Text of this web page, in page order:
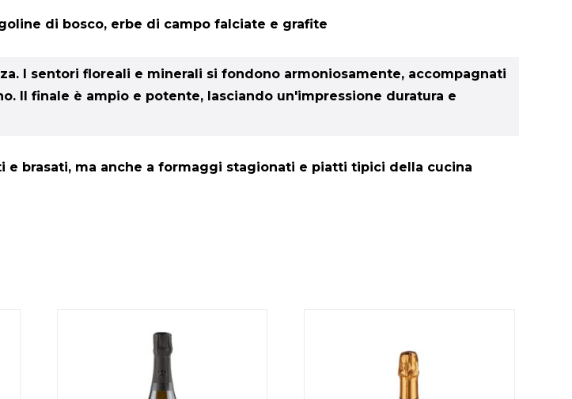
di bosco, erbe di campo falciate e grafite
I sentori floreali e minerali si fondono armoniosamente, accompagnati
Il finale è ampio e potente, lasciando un'impressione duratura e
e brasati, ma anche a formaggi stagionati e piatti tipici della cucina